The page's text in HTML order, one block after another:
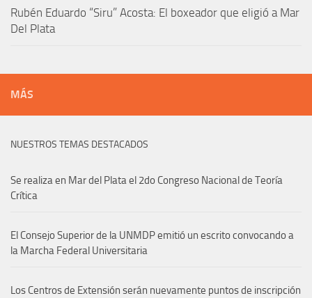
Rubén Eduardo “Siru” Acosta: El boxeador que eligió a Mar
Del Plata
MÁS
NUESTROS TEMAS DESTACADOS
Se realiza en Mar del Plata el 2do Congreso Nacional de Teoría
Crítica
El Consejo Superior de la UNMDP emitió un escrito convocando a
la Marcha Federal Universitaria
Los Centros de Extensión serán nuevamente puntos de inscripción